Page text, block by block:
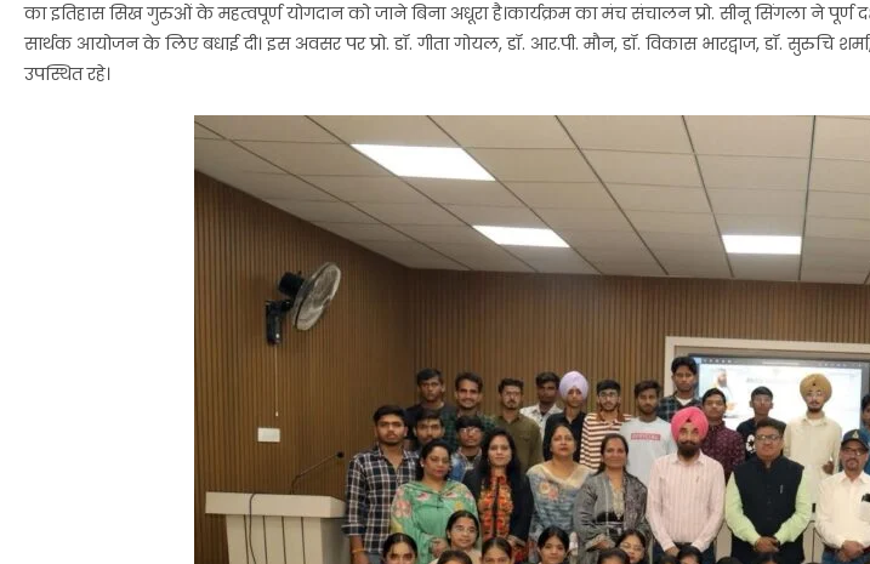
का इतिहास सिख गुरुओं के महत्वपूर्ण योगदान को जाने बिना अधूरा है।कार्यक्रम का मंच संचालन प्रो. सीनू सिंगला ने पूर्ण
सार्थक आयोजन के लिए बधाई दी। इस अवसर पर प्रो. डॉ. गीता गोयल, डॉ. आर.पी. मौन, डॉ. विकास भारद्वाज, डॉ. सुरुचि
उपस्थित रहे।